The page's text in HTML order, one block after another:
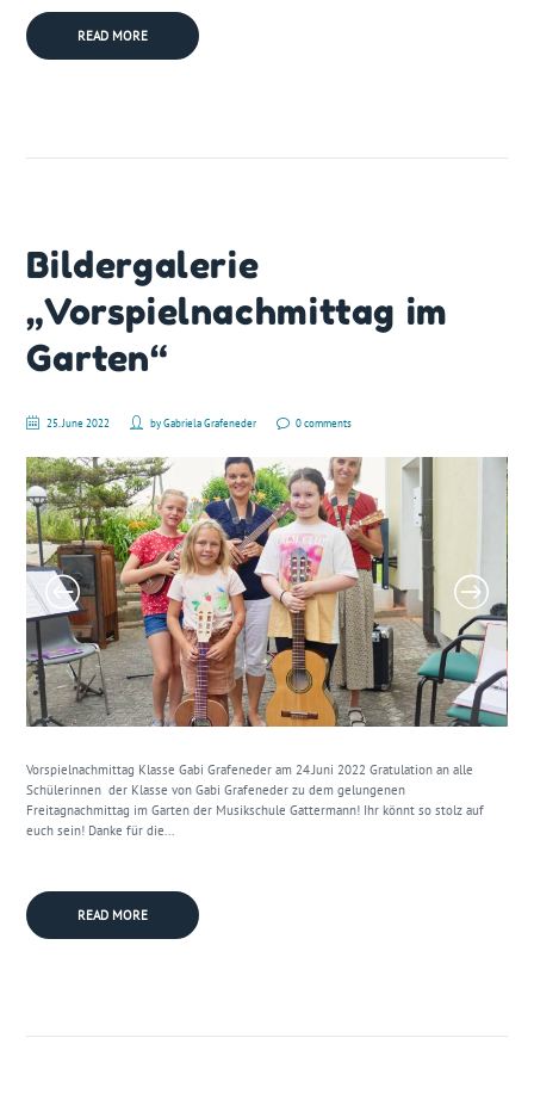
READ MORE
Bildergalerie
„Vorspielnachmittag im
Garten“
25. June 2022 byGabriela Grafeneder 0 comments
Vorspielnachmittag Klasse Gabi Grafeneder am 24.Juni 2022 Gratulation an alle
Schülerinnen der Klasse von Gabi Grafeneder zu dem gelungenen
Freitagnachmittag im Garten der Musikschule Gattermann! Ihr könnt so stolz auf
euch sein! Danke für die...
READ MORE